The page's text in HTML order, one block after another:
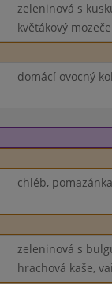
zeleninová s
květákový
domácí ovocný
chléb,
zeleninová s
hrachová kaše,